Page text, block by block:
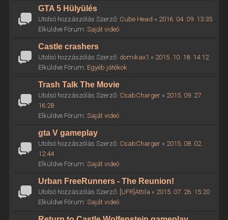
GTA 5 Hülyülés
Utolsó hozzászólás Szerző: Cube Head « 2016. 04. 09. 13:35
Elküldve Fórum: Saját videó
Castle crashers
Utolsó hozzászólás Szerző: domikax1 « 2015. 10. 18. 14:12
Elküldve Fórum: Egyéb játékok
Trash Talk The Movie
Utolsó hozzászólás Szerző: CsabCharger« 2015. 09. 27.
16:28
Elküldve Fórum: Saját videó
gta V gameplay
Utolsó hozzászólás Szerző: CsabCharger« 2015. 08. 02.
12:44
Elküldve Fórum: Saját videó
Urban FreeRunners - The Reunion!
Utolsó hozzászólás Szerző: [UFR]Attila « 2015. 07. 26. 15:20
Elküldve Fórum: Saját videó